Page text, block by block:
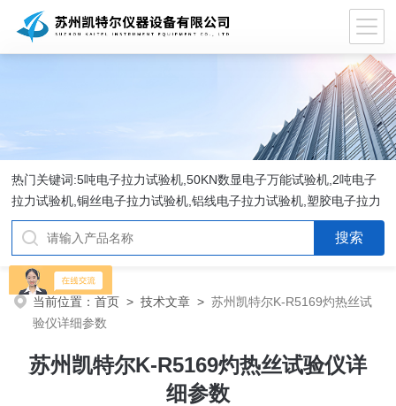
热门关键词:5吨电子拉力试验机,50KN数显电子万能试验机,2吨电子
拉力试验机,铜丝电子拉力试验机,铝线电子拉力试验机,塑胶电子拉力
试验机.
当前位置：首页 >技术文章 >苏州凯特尔K-R5169灼热丝试
验仪详细参数
苏州凯特尔K-R5169灼热丝试验仪详
细参数